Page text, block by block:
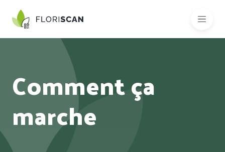
Comment ça
marche